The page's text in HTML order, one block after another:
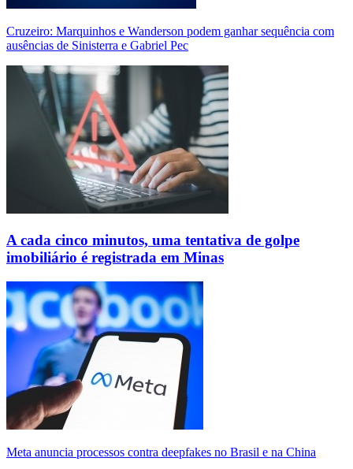
Cruzeiro: Marquinhos e Wanderson podem ganhar sequência com
ausências de Sinisterra e Gabriel Pec
A cada cinco minutos, uma tentativa de golpe
imobiliário é registrada em Minas
Meta anuncia processos contra deepfakes no Brasil e na China